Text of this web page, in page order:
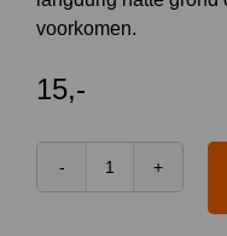
voorkomen.
15,-
Juniperus